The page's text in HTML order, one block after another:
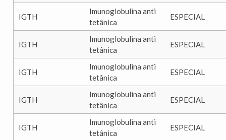
IGTH
Imunoglobulina anti
tetânica
ESPECIAL
IGTH
Imunoglobulina anti
tetânica
ESPECIAL
IGTH
Imunoglobulina anti
tetânica
ESPECIAL
IGTH
Imunoglobulina anti
tetânica
ESPECIAL
IGTH
Imunoglobulina anti
tetânica
ESPECIAL